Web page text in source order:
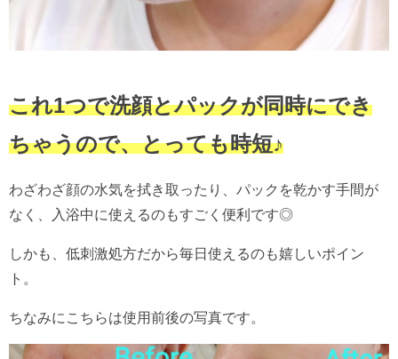
これ1つで洗顔とパックが同時にでき
ちゃうので、とっても時短♪
わざわざ顔の水気を拭き取ったり、パックを乾かす手間が
なく、入浴中に使えるのもすごく便利です◎
しかも、低刺激処方だから毎日使えるのも嬉しいポイン
ト。
ちなみにこちらは使用前後の写真です。